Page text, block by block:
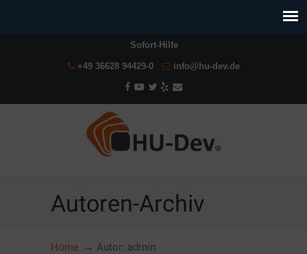
Sofort-Hilfe
+49 36628 94429-0 info@hu-dev.de
Autoren-Archiv
Home → Autor: admin